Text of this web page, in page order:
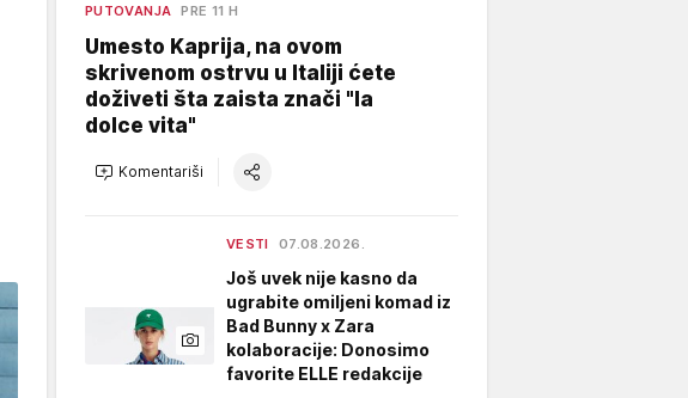
PUTOVANJA PRE 11 H
Umesto Kaprija, na ovom
skrivenom ostrvu u Italiji ćete
doživeti šta zaista znači "la
dolce vita"
Komentariši
VESTI 07.08.2026.
Još uvek nije kasno da
ugrabite omiljeni komad iz
Bad Bunny x Zara
kolaboracije: Donosimo
favorite ELLE redakcije